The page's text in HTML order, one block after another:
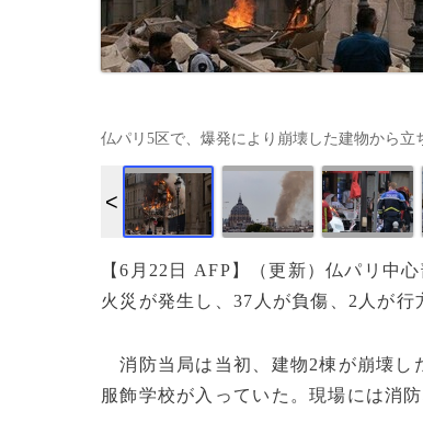
仏パリ5区で、爆発により崩壊した建物から立
【6月22日 AFP】（更新）仏パリ中
火災が発生し、37人が負傷、2人が
消防当局は当初、建物2棟が崩壊し
服飾学校が入っていた。現場には消